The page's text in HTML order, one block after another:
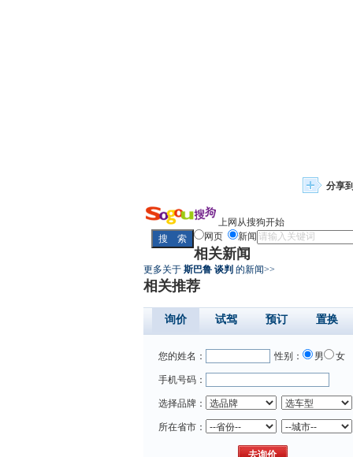
分享
上网从搜狗开始
网页
新闻
相关新闻
更多关于 斯巴鲁 谈判 的新闻>>
相关推荐
询价 试驾 预订 置换
您的姓名： 性别： 男 女
手机号码：
选择品牌：
所在省市：